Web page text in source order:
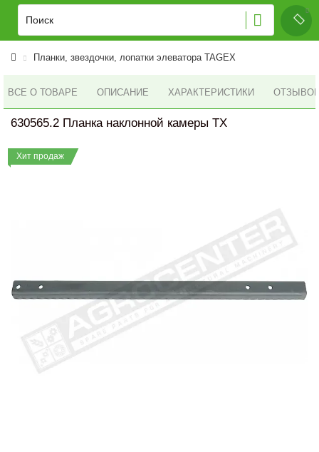
Планки, звездочки, лопатки элеватора TAGEX
ВСЕ О ТОВАРЕ ОПИСАНИЕ ХАРАКТЕРИСТИКИ ОТЗЫВОВ
630565.2 Планка наклонной камеры TX
Хит продаж